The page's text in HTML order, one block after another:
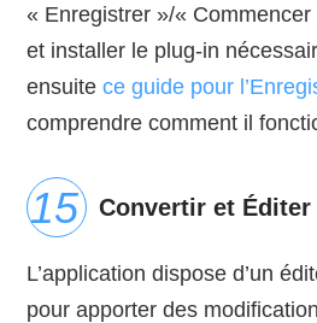
« Enregistrer »/«
et installer le plug-in
ensuitece guide pour
comprendre comment il
Convertir et Éditer
L’application dispose d’un
pour apporter des